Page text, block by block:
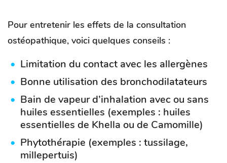
Pour entretenir les effets de la consultation
ostéopathique, voici quelques conseils :
Limitation du contact avec les allergènes
Bonne utilisation des bronchodilatateurs
Bain de vapeur d’inhalation avec ou sans
huiles essentielles (exemples : huiles
essentielles de Khella ou de Camomille)
Phytothérapie (exemples : tussilage,
millepertuis)